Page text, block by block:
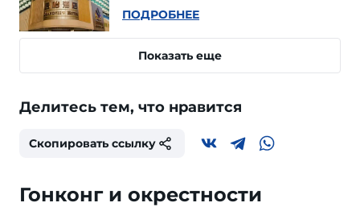
ПОДРОБНЕЕ
Показать еще
Делитесь тем, что нравится
Скопировать ссылку
Гонконг и окрестности